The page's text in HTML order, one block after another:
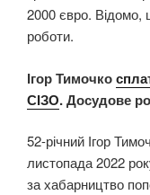
2000 євро. Відомо,
роботи.
Ігор Тимочко
СІЗО. Досудове
52-річний Ігор
листопада 2022
за хабарництво